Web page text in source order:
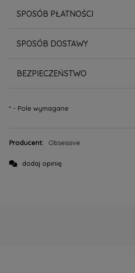
SPOSÓB PŁATNOŚCI
SPOSÓB DOSTAWY
BEZPIECZEŃSTWO
*- Pole wymagane
Producent: Obsessive
dodaj opinię